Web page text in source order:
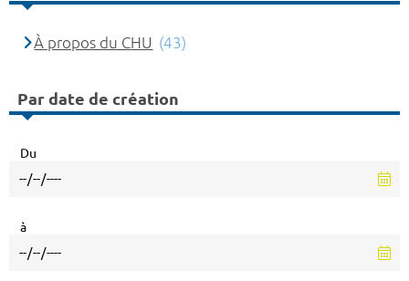
À propos du CHU (43)
Par date de création
Du
à